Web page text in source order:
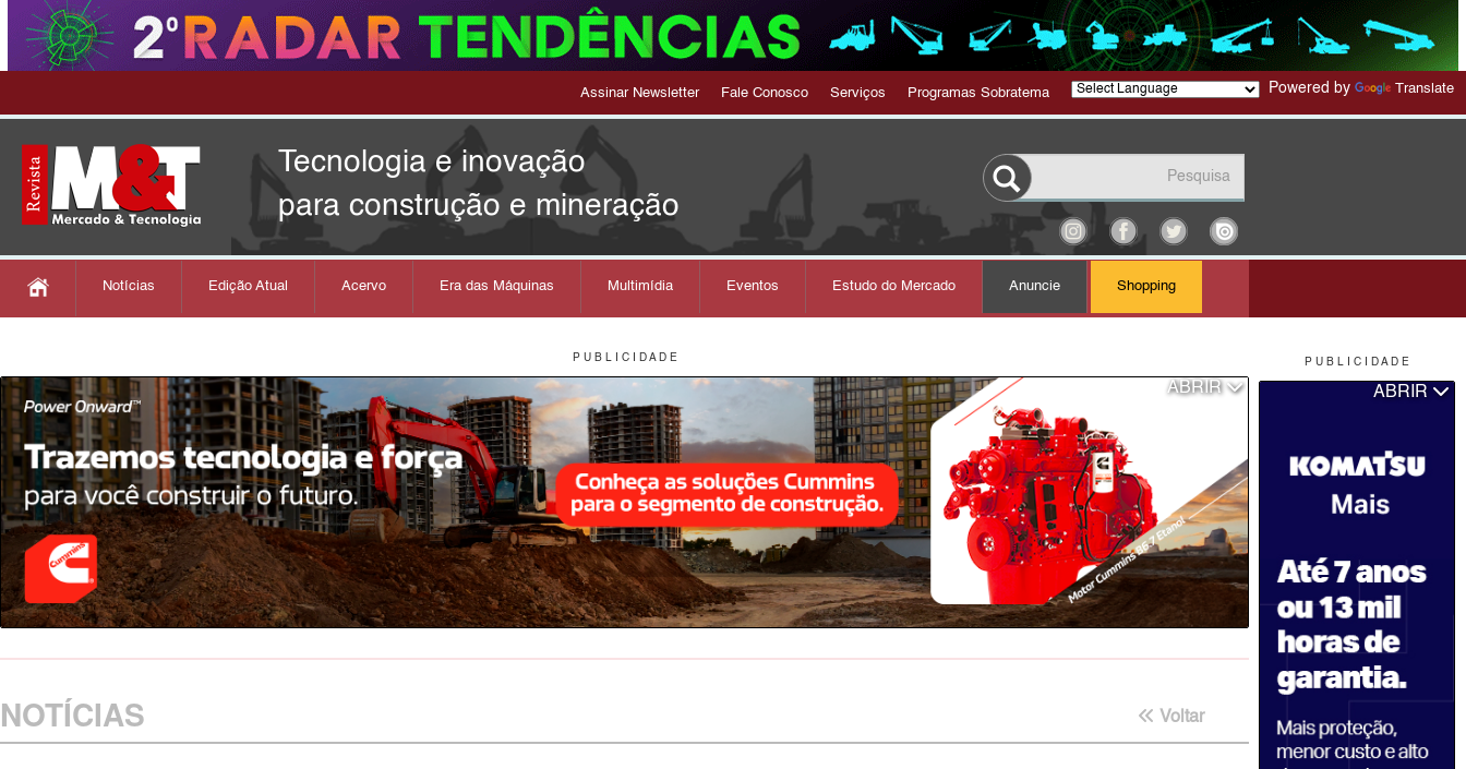
P U B L I C I D A D E
ABRIR
Assinar Newsletter Fale Conosco Serviços Programas Sobratema Powered by Translate
Tecnologia e inovação
para construção e mineração
Notícias Edição Atual Acervo Era das Máquinas Multimídia Eventos Estudo do Mercado Anuncie Shopping
P U B L I C I D A D E
ABRIR
NOTÍCIAS Voltar